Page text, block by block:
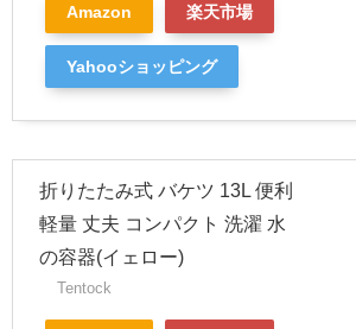
Amazon 楽天市場
Yahooショッピング
折りたたみ式 バケツ 13L 便利
軽量 丈夫 コンパクト 洗濯 水
の容器(イェロー)
Tentock